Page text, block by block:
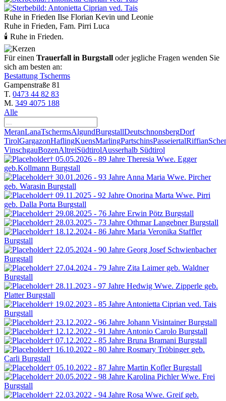
Ruhe in Frieden Ilse Florian Kevin und Leonie
Ruhe in Frieden, Fam. Pirri Luca
🕯 Ruhe in Frieden.
Für einen Trauerfall in Burgstall oder jegliche Fragen wenden Sie
sich am besten an:
Bestattung Tscherms
Gampenstraße 81
T. 0473 44 82 83
M. 349 4075 188
Alle
MeranLanaTschermsAlgundBurgstallDeutschnonsbergDorf
TirolGargazonHaflingKuensMarlingPartschinsPasseiertalRiffian
VinschgauBozenAltreiSüdtirolAusserhalb Südtirol
† 05.05.2026 - 89 Jahre Theresia Wwe. Egger
geb.Kollmann Burgstall
† 30.01.2026 - 93 Jahre Anna Maria Wwe. Pircher
geb. Warasin Burgstall
† 09.11.2025 - 92 Jahre Onorina Marta Wwe. Pirri
geb. Dalla Porta Burgstall
† 29.08.2025 - 76 Jahre Erwin Pötz Burgstall
† 28.03.2025 - 73 Jahre Othmar LangebnerBurgstall
† 18.12.2024 - 86 Jahre Maria Veronika Staffler
Burgstall
† 22.05.2024 - 90 Jahre Georg Josef Schwienbacher
Burgstall
† 27.04.2024 - 79 Jahre Zita Laimer geb. Waldner
Burgstall
† 28.11.2023 - 97 Jahre Hedwig Wwe. Zipperle geb.
PlatterBurgstall
† 19.02.2023 - 85 Jahre Antonietta Ciprian ved. Tais
Burgstall
† 23.12.2022 - 96 Jahre Johann VisintainerBurgstall
† 12.12.2022 - 91 Jahre Antonio Carolo Burgstall
† 07.12.2022 - 85 Jahre Bruna Bramani Burgstall
† 16.10.2022 - 80 Jahre Rosmary Tröbinger geb.
Carli Burgstall
† 05.10.2022 - 87 Jahre Martin KoflerBurgstall
† 20.05.2022 - 98 Jahre Karolina Pichler Wwe. Frei
Burgstall
† 22.03.2022 - 94 Jahre Rosa Wwe. Greif geb.